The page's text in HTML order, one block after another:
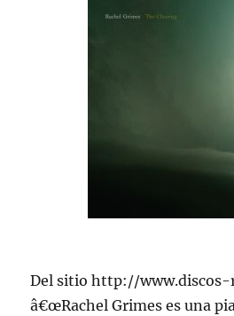
Del sitio http://www.discos-
â€œRachel Grimes es una